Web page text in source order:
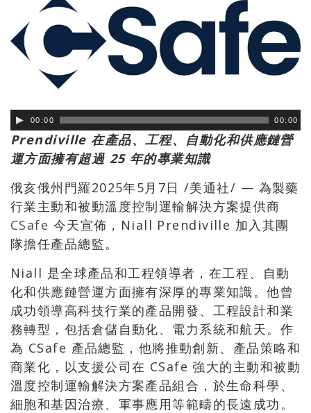
00:00 00:00
Prendiville 在產品、工程、自動化和供應鏈營
運方面擁有超過 25 年的專業知識
俄亥俄州門羅2025年5月7日 /美通社/ — 為製藥
行業主動和被動溫度控制運輸解決方案提供商
CSafe 今天宣佈，Niall Prendiville 加入其團
隊擔任產品總監。
Niall 是全球產品和工程領導者，在工程、自動
化和供應鏈營運方面擁有深厚的專業知識。他曾
成功領導高科技行業的產品開發、工程設計和業
務轉型，包括倉儲自動化、電力系統和航天。作
為 CSafe 產品總監，他將推動創新、產品策略和
商業化，以支援公司在 CSafe 強大的主動和被動
溫度控制運輸解決方案產品組合，於生命科學、
細胞和基因治療、軍事應用等範疇的長遠成功。